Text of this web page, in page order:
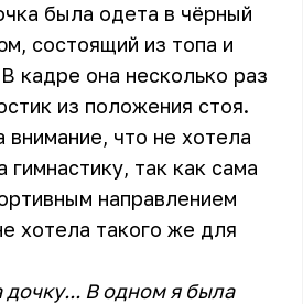
была одета в чёрный
состоящий из топа и
кадре она несколько раз
из положения стоя.
внимание, что не хотела
гимнастику, так как сама
направлением
хотела такого же для
В одном я была